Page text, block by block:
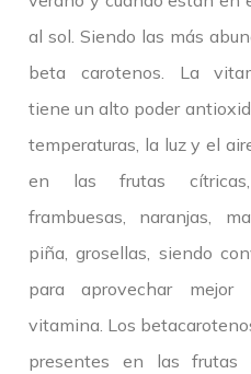
al sol. Siendo las más
beta carotenos. La
tiene un alto poder
temperaturas, la luz y el
en las frutas
frambuesas, naranjas,
piña, grosellas, siendo
para aprovechar
vitamina. Los
presentes en las frutas